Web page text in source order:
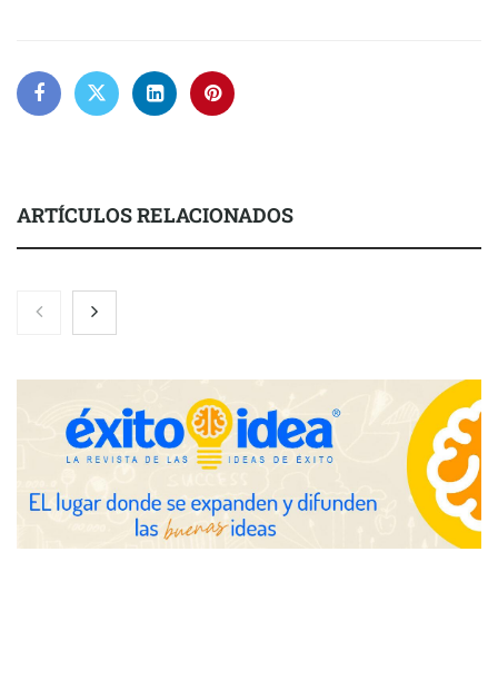
ARTÍCULOS RELACIONADOS